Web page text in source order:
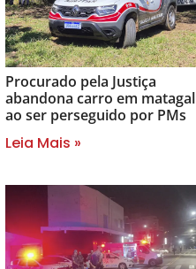
Procurado pela Justiça
abandona carro em matagal
ao ser perseguido por PMs
Leia Mais »